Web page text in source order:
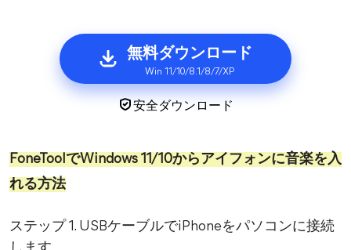
無料ダウンロード
Win 11/10/8.1/8/7/XP
安全ダウンロード
FoneToolでWindows 11/10からアイフォンに音楽を入
れる方法
ステップ 1. USBケーブルでiPhoneをパソコンに接続